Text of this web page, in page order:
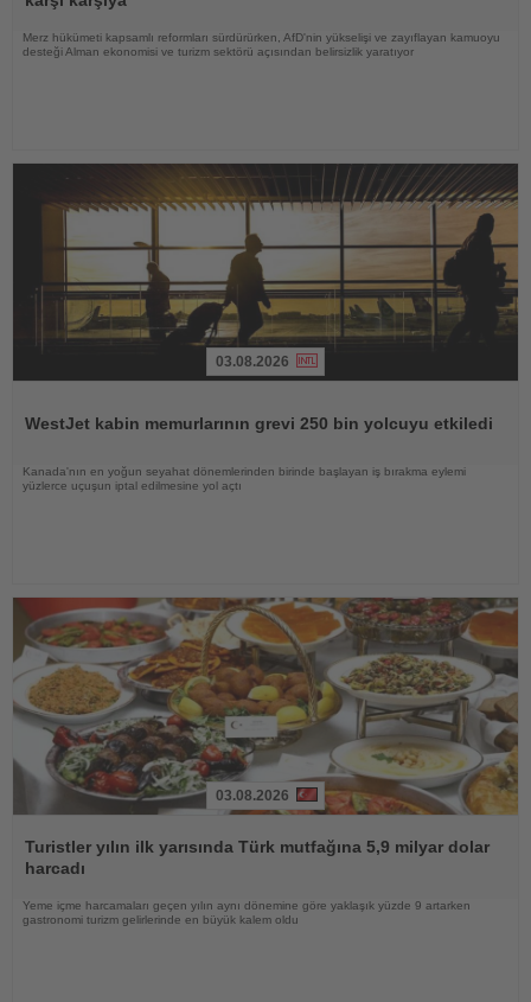
Merz hükümeti kapsamlı reformları sürdürürken, AfD'nin yükselişi ve zayıflayan kamuoyu
desteği Alman ekonomisi ve turizm sektörü açısından belirsizlik yaratıyor
03.08.2026
WestJet kabin memurlarının grevi 250 bin yolcuyu etkiledi
Kanada'nın en yoğun seyahat dönemlerinden birinde başlayan iş bırakma eylemi
yüzlerce uçuşun iptal edilmesine yol açtı
Oku
03.08.2026
Turistler yılın ilk yarısında Türk mutfağına 5,9 milyar dolar
harcadı
Yeme içme harcamaları geçen yılın aynı dönemine göre yaklaşık yüzde 9 artarken
gastronomi turizm gelirlerinde en büyük kalem oldu